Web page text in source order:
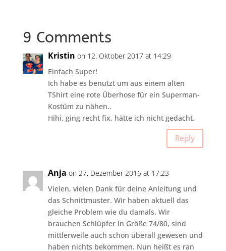
9 Comments
Kristin on 12. Oktober 2017 at 14:29
Einfach Super!
Ich habe es benutzt um aus einem alten
TShirt eine rote Überhose für ein Superman-
Kostüm zu nähen..
Hihi, ging recht fix, hätte ich nicht gedacht.
Reply
Anja on 27. Dezember 2016 at 17:23
Vielen, vielen Dank für deine Anleitung und
das Schnittmuster. Wir haben aktuell das
gleiche Problem wie du damals. Wir
brauchen Schlüpfer in Größe 74/80, sind
mittlerweile auch schon überall gewesen und
haben nichts bekommen. Nun heißt es ran